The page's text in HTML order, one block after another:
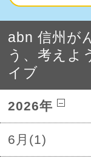
abn 信州が
う、考えよ
イブ
2026年
6月(1)